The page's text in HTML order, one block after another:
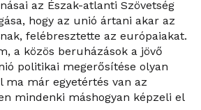
az Észak-atlanti Szövetség
hogy az unió ártani akar az
felébresztette az európaiakat.
a közös beruházások a jövő
politikai megerősítése olyan
ma már egyetértés van az
mindenki máshogyan képzeli el